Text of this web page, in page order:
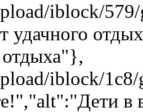
iblock/
удачного
отдыха"},
iblock/
в